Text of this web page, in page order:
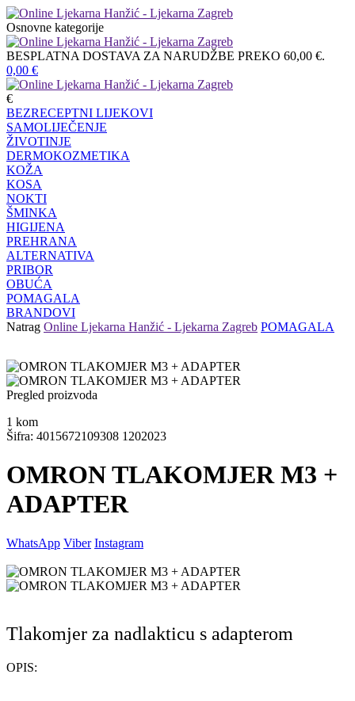
Osnovne kategorije
BESPLATNA DOSTAVA ZA NARUDŽBE PREKO 60,00 €.
0,00 €
€
BEZRECEPTNI LIJEKOVI
SAMOLIJEČENJE
ŽIVOTINJE
DERMOKOZMETIKA
KOŽA
KOSA
NOKTI
ŠMINKA
HIGIJENA
PREHRANA
ALTERNATIVA
PRIBOR
OBUĆA
POMAGALA
BRANDOVI
Natrag Online Ljekarna Hanžić - Ljekarna Zagreb POMAGALA
Pregled proizvoda
1 kom
Šifra: 4015672109308 1202023
OMRON TLAKOMJER M3 +
ADAPTER
WhatsApp Viber Instagram
Tlakomjer za nadlakticu s adapterom
OPIS: